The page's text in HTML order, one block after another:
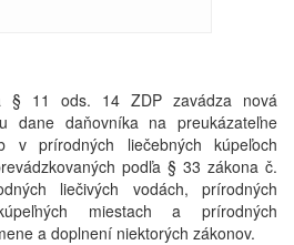
§ 11 ods. 14 ZDP zavádza nová
dane daňovníka na preukázateľne
v prírodných liečebných kúpeľoch
podľa § 33 zákona č.
liečivých vodách, prírodných
miestach a prírodných
a doplnení niektorých zákonov.